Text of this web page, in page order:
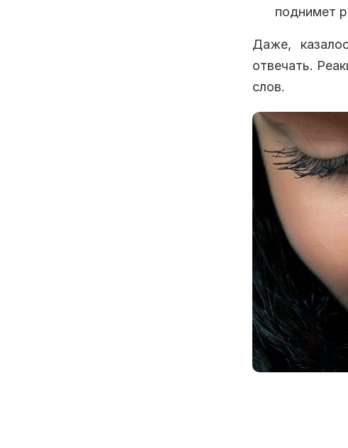
поднимет
Даже,
отвечать.
слов.